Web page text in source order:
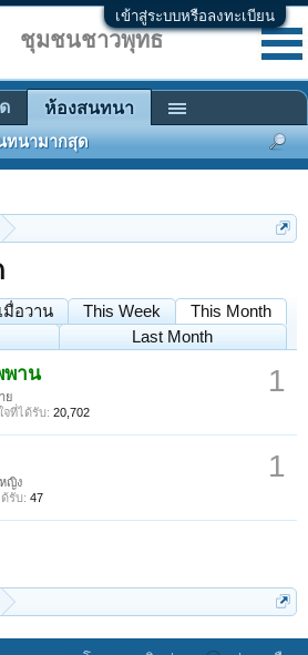
เข้าสู่ระบบหรือลงทะเบียน
เมื่อวาน This Week
This Month
Last Month
1
าน
ย
จที่ได้รับ: 20,702
1
, หญิง
รับ: 47
ชุมชนชาวพุทธ
ห้องสนทนา
ทนามากสุด